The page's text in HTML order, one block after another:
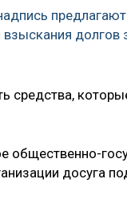
предлагают
взыскания
средства,
досуга